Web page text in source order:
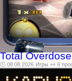
Total
🕑 08.08.2026 Игры 👀 6